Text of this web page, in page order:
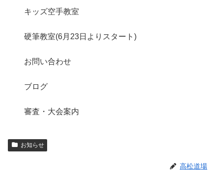
キッズ空手教室
硬筆教室(6月23日よりスタート)
お問い合わせ
ブログ
審査・大会案内
お知らせ
高松道場